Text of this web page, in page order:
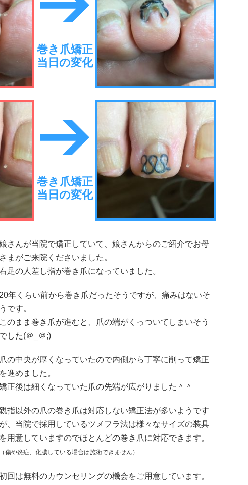
巻き爪矯正
当日の変化
巻き爪矯正
当日の変化
さんが当院で矯正していて、娘さんからのご紹介でお母
さまがご来院くださいました。
足の人差し指が巻き爪になっていました。
20年くらい前から巻き爪だったそうですが、痛みはないそ
うです。
このまま巻き爪が進むと、爪の端がくっついてしまいそう
でした(＠_＠;)
爪の中央が厚くなっていたので内側から丁寧に削って矯正
を進めました。
正後は細くなっていた爪の先端が広がりました＾＾
親指以外の爪の巻き爪は対応しない矯正法が多いようです
が、当院で採用しているツメフラ法は様々なサイズの装具
を用意していますのでほとんどの巻き爪に対応できます。
（傷や炎症、化膿している場合は施術できません）
回は無料のカウンセリングの機会をご用意しています。